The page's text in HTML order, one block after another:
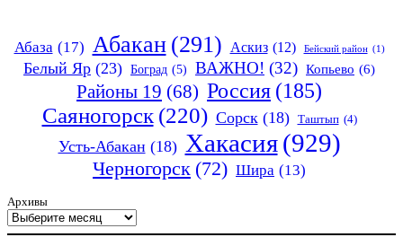
Абаза (17) Абакан (291) Аскиз (12) Бейский район (1)
Белый Яр (23) Боград (5) ВАЖНО! (32) Копьево (6)
Районы 19 (68) Россия (185)
Саяногорск (220) Сорск (18) Таштып (4)
Усть-Абакан (18) Хакасия (929)
Черногорск (72) Шира (13)
Архивы